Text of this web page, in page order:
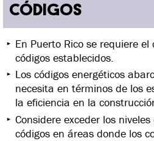
CÓDIGOS
En Puerto Rico se requiere
códigos establecidos.
Los códigos energéticos
necesita en términos de los
la eficiencia en la
Considere exceder los
códigos en áreas donde los